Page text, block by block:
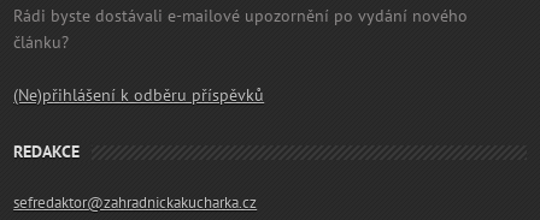
Rádi byste dostávali e-mailové upozornění po vydání nového
článku?
(Ne)přihlášení k odběru příspěvků
REDAKCE
sefredaktor@zahradnickakucharka.cz